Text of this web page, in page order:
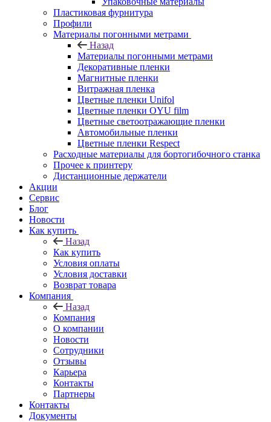
Пластиковая фурнитура
Профили
Материалы погонными метрами
Назад
Материалы погонными метрами
Декоративные пленки
Магнитные пленки
Витражная пленка
Цветные пленки Unifol
Цветные пленки OYU film
Цветные светоотражающие пленки
Автомобильные пленки
Цветные пленки Respect
Расходные материалы для бортогибочного станка
Прочее к принтеру
Дистанционные держатели
Акции
Сервис
Блог
Новости
Как купить
Назад
Как купить
Условия оплаты
Условия доставки
Возврат товара
Компания
Назад
Компания
О компании
Новости
Сотрудники
Отзывы
Карьера
Контакты
Партнеры
Контакты
Документы